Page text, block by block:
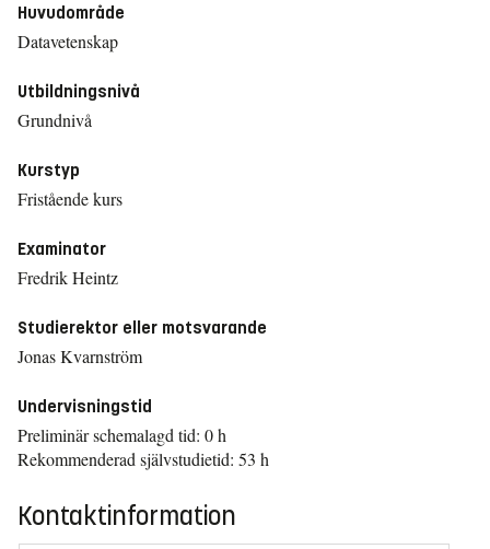
Huvudområde
Datavetenskap
Utbildningsnivå
Grundnivå
Kurstyp
Fristående kurs
Examinator
Fredrik Heintz
Studierektor eller motsvarande
Jonas Kvarnström
Undervisningstid
Preliminär schemalagd tid: 0 h
Rekommenderad självstudietid: 53 h
Kontaktinformation